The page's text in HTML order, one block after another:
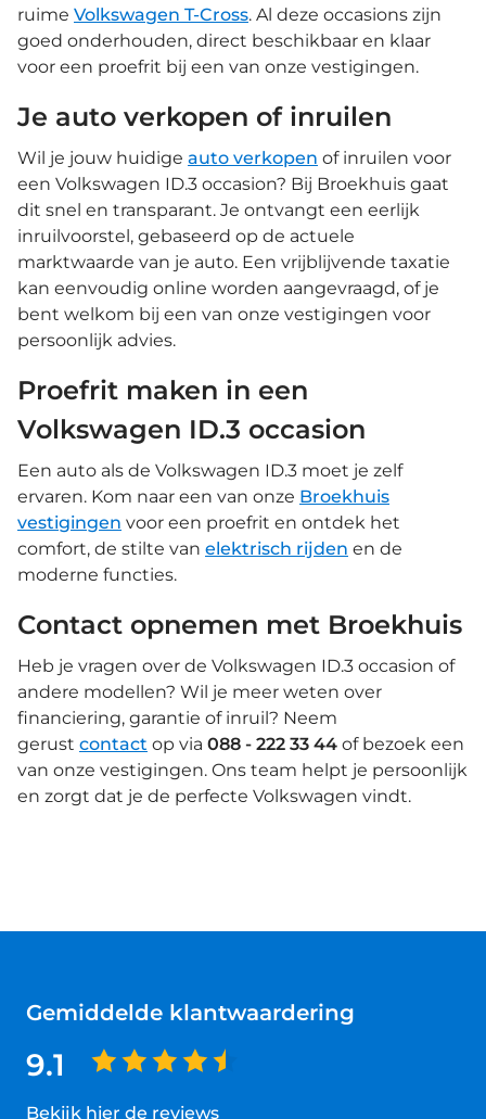
ruime Volkswagen T-Cross. Al deze occasions zijn
goed onderhouden, direct beschikbaar en klaar
voor een proefrit bij een van onze vestigingen.
Je auto verkopen of inruilen
Wil je jouw huidige auto verkopen of inruilen voor
een Volkswagen ID.3 occasion? Bij Broekhuis gaat
dit snel en transparant. Je ontvangt een eerlijk
inruilvoorstel, gebaseerd op de actuele
marktwaarde van je auto. Een vrijblijvende taxatie
kan eenvoudig online worden aangevraagd, of je
bent welkom bij een van onze vestigingen voor
persoonlijk advies.
Proefrit maken in een
Volkswagen ID.3 occasion
Een auto als de Volkswagen ID.3 moet je zelf
ervaren. Kom naar een van onze Broekhuis
vestigingen voor een proefrit en ontdek het
comfort, de stilte van elektrisch rijden en de
moderne functies.
Contact opnemen met Broekhuis
Heb je vragen over de Volkswagen ID.3 occasion of
andere modellen? Wil je meer weten over
financiering, garantie of inruil? Neem
gerust contact op via 088 - 222 33 44 of bezoek een
van onze vestigingen. Ons team helpt je persoonlijk
en zorgt dat je de perfecte Volkswagen vindt.
Gemiddelde klantwaardering
9.1
Bekijk hier de reviews